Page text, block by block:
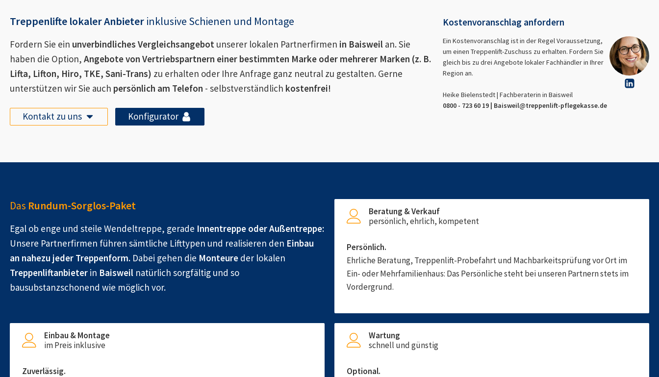
Treppenlifte lokaler Anbieter inklusive Schienen und Montage
Fordern Sie ein unverbindliches Vergleichsangebot unserer lokalen Partnerfirmen in Baisweil an. Sie
haben die Option, Angebote von Vertriebspartnern einer bestimmten Marke oder mehrerer Marken (z. B.
Lifta, Lifton, Hiro, TKE, Sani-Trans) zu erhalten oder Ihre Anfrage ganz neutral zu gestalten. Gerne
unterstützen wir Sie auch persönlich am Telefon - selbstverständlich kostenfrei!
Kontakt zu uns Konfigurator
Kostenvoranschlag anfordern
Ein Kostenvoranschlag ist in der Regel Voraussetzung,
um einen Treppenlift-Zuschuss zu erhalten. Fordern Sie
gleich bis zu drei Angebote lokaler Fachhändler in Ihrer
Region an.
Heike Bielenstedt | Fachberaterin in Baisweil
0800 - 723 60 19 | Baisweil@treppenlift-pflegekasse.de
Das Rundum-Sorglos-Paket
Egal ob enge und steile Wendeltreppe, gerade Innentreppe oder Außentreppe:
Unsere Partnerfirmen führen sämtliche Lifttypen und realisieren den Einbau
an nahezu jeder Treppenform. Dabei gehen die Monteure der lokalen
Treppenliftanbieter in Baisweil natürlich sorgfältig und so
bausubstanzschonend wie möglich vor.
Beratung & Verkauf
persönlich, ehrlich, kompetent
Persönlich.
Ehrliche Beratung, Treppenlift-Probefahrt und Machbarkeitsprüfung vor Ort im
Ein- oder Mehrfamilienhaus: Das Persönliche steht bei unseren Partnern stets im
Vordergrund.
Einbau & Montage
im Preis inklusive
Zuverlässig.
Wartung
schnell und günstig
Optional.